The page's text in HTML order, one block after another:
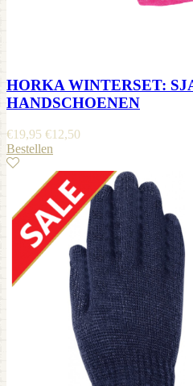
HORKA WINTERSET:
HANDSCHOENEN
€19,95 €12,50
Bestellen